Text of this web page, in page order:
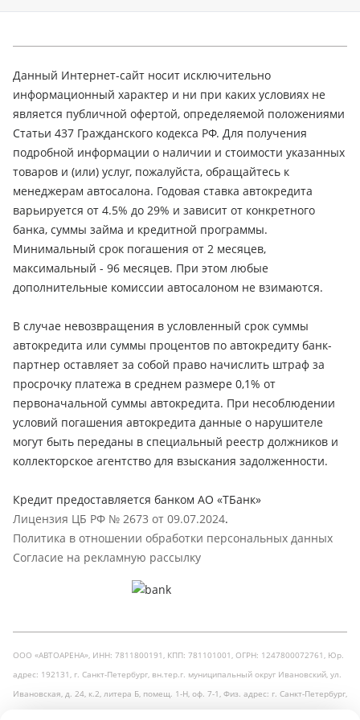
Данный Интернет-сайт носит исключительно
информационный характер и ни при каких условиях не
является публичной офертой, определяемой положениями
Статьи 437 Гражданского кодекса РФ. Для получения
подробной информации о наличии и стоимости указанных
товаров и (или) услуг, пожалуйста, обращайтесь к
менеджерам автосалона. Годовая ставка автокредита
варьируется от 4.5% до 29% и зависит от конкретного
банка, суммы займа и кредитной программы.
Минимальный срок погашения от 2 месяцев,
максимальный - 96 месяцев. При этом любые
дополнительные комиссии автосалоном не взимаются.
В случае невозвращения в условленный срок суммы
автокредита или суммы процентов по автокредиту банк-
партнер оставляет за собой право начислить штраф за
просрочку платежа в среднем размере 0,1% от
первоначальной суммы автокредита. При несоблюдении
условий погашения автокредита данные о нарушителе
могут быть переданы в специальный реестр должников и
коллекторское агентство для взыскания задолженности.
Кредит предоставляется банком АО «ТБанк»
Лицензия ЦБ РФ № 2673 от 09.07.2024.
Политика в отношении обработки персональных данных
Согласие на рекламную рассылку
ООО «АВТОАРЕНА», ИНН: 7811800191, КПП: 781101001, ОГРН: 1247800072761, Юр.
адрес: 192131, г. Санкт-Петербург, вн.тер.г. муниципальный округ Ивановский, ул.
Ивановская, д. 24, к.2, литера Б, помещ. 1-Н, оф. 7-1, Физ. адрес: г. Санкт-Петербург,